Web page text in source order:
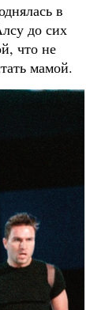
в
до сих
что не
мамой.